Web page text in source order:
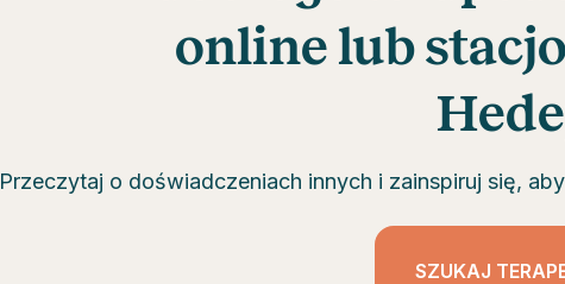
online lub
Przeczytaj o doświadczeniach innych i zainspiruj się,
SZUKAJ